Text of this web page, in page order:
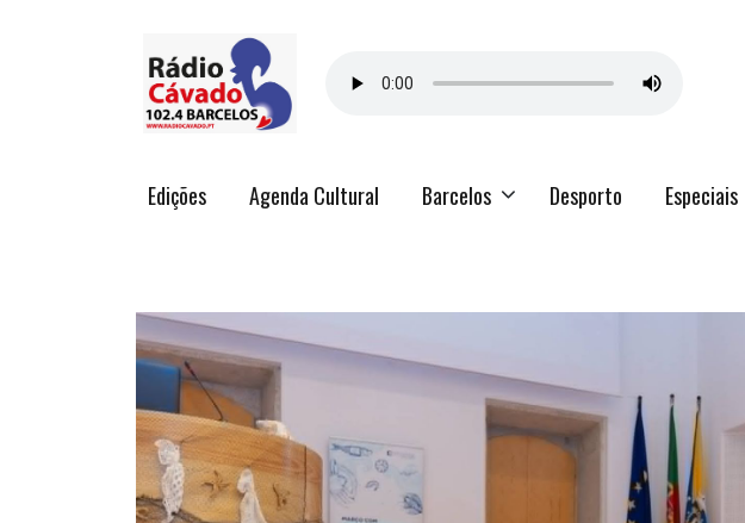
Edições Agenda Cultural Barcelos Desporto Especiais